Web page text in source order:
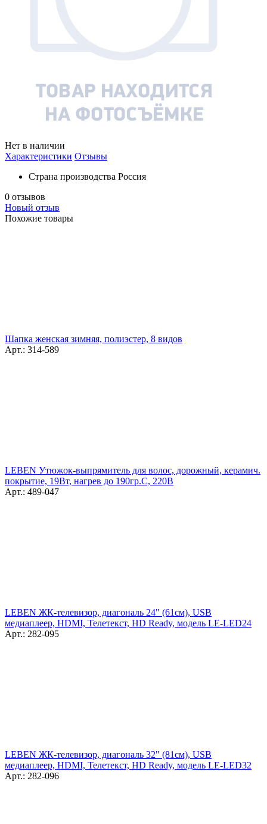
Нет в наличии
Характеристики Отзывы
Страна производства Россия
0 отзывов
Новый отзыв
Похожие товары
Шапка женская зимняя, полиэстер, 8 видов
Арт.: 314-589
LEBEN Утюжок-выпрямитель для волос, дорожный, керамич.
покрытие, 19Вт, нагрев до 190гр.С, 220В
Арт.: 489-047
LEBEN ЖК-телевизор, диагональ 24" (61см), USB
медиаплеер, HDMI, Телетекст, HD Ready, модель LE-LED24
Арт.: 282-095
LEBEN ЖК-телевизор, диагональ 32" (81см), USB
медиаплеер, HDMI, Телетекст, HD Ready, модель LE-LED32
Арт.: 282-096